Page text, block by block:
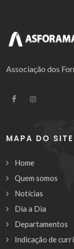
Associação dos
MAPA DO SITE
Home
Quem somos
Notícias
Dia a Dia
Departamentos
Indicação de